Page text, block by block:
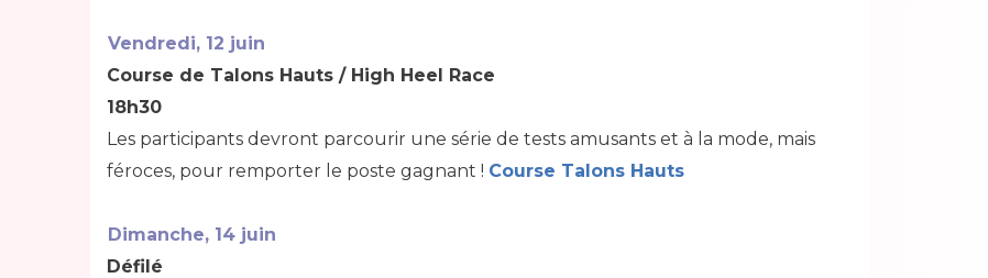
Vendredi, 12 juin
Course de Talons Hauts / High Heel Race
18h30
Les participants devront parcourir une série de tests amusants et à la mode, mais
féroces, pour remporter le poste gagnant ! Course Talons Hauts
Dimanche, 14 juin
Défilé